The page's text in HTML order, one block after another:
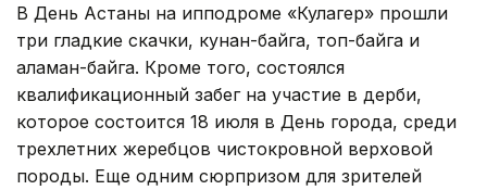
В День Астаны на ипподроме «Кулагер» прошли
три гладкие скачки, кунан-байга, топ-байга и
аламан-байга. Кроме того, состоялся
квалификационный забег на участие в дерби,
которое состоится 18 июля в День города, среди
трехлетних жеребцов чистокровной верховой
породы. Еще одним сюрпризом для зрителей